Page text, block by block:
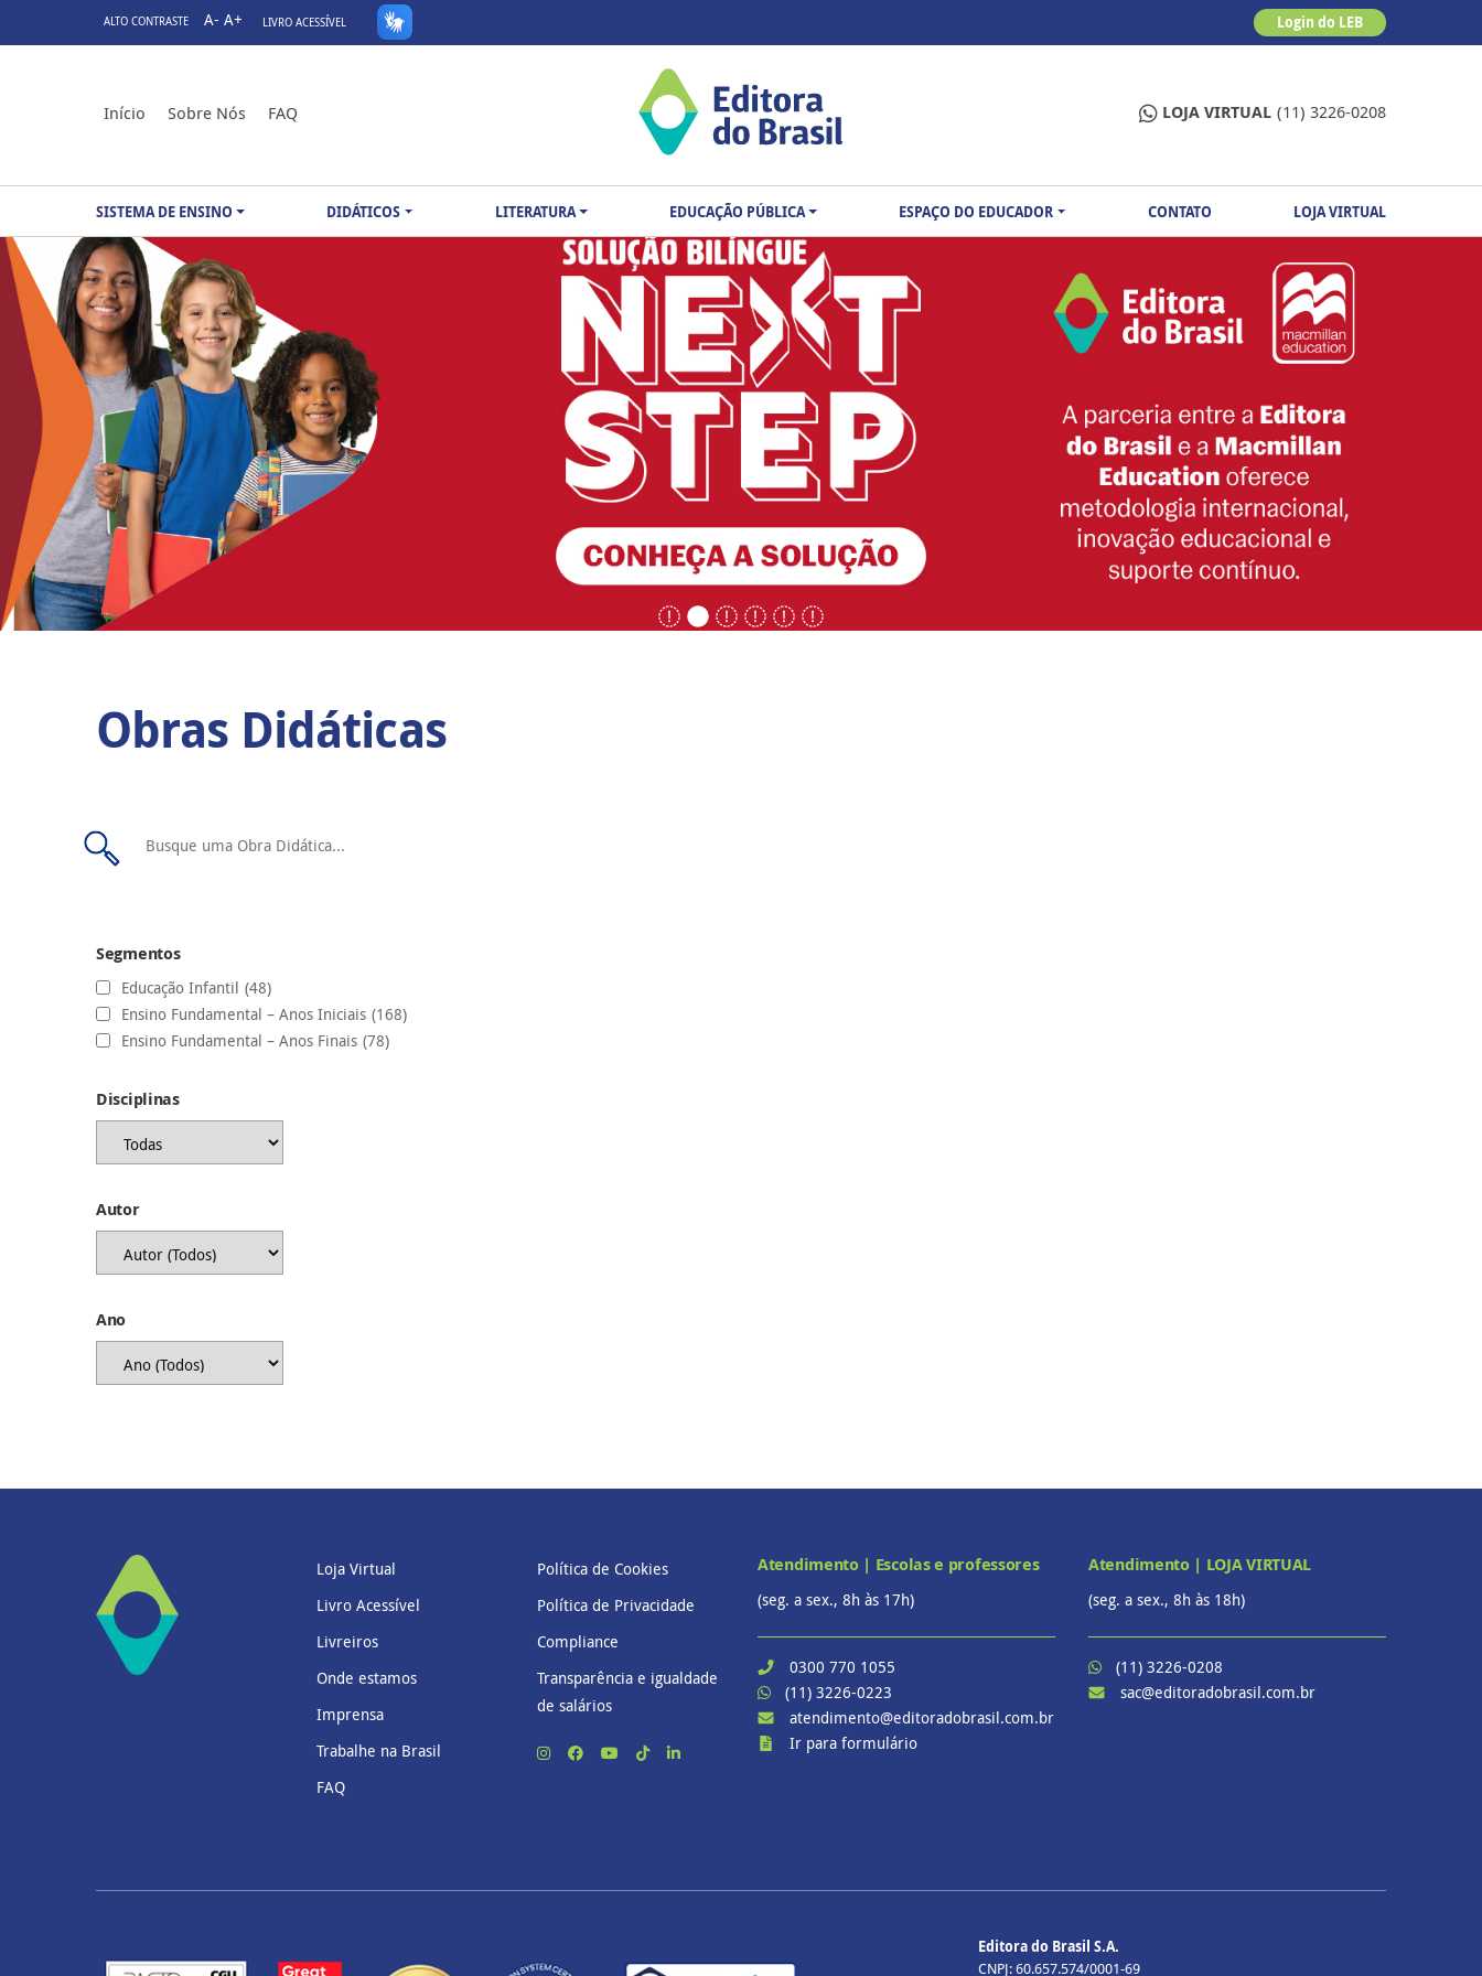
ALTO CONTRASTE A- A+ LIVRO ACESSÍVEL Login do LEB
Início Sobre Nós FAQ LOJA VIRTUAL (11) 3226-0208
SISTEMA DE ENSINO DIDÁTICOS LITERATURA EDUCAÇÃO PÚBLICA ESPAÇO DO EDUCADOR CONTATO LOJA VIRTUAL
Obras Didáticas
Segmentos
Educação Infantil (48)
Ensino Fundamental – Anos Iniciais (168)
Ensino Fundamental – Anos Finais (78)
Disciplinas
Autor
Ano
Loja Virtual
Livro Acessível
Livreiros
Onde estamos
Imprensa
Trabalhe na Brasil
FAQ
Política de Cookies
Política de Privacidade
Compliance
Transparência e igualdade
de salários
Atendimento | Escolas e professores
(seg. a sex., 8h às 17h)
0300 770 1055
(11) 3226-0223
atendimento@editoradobrasil.com.br
Ir para formulário
Atendimento | LOJA VIRTUAL
(seg. a sex., 8h às 18h)
(11) 3226-0208
sac@editoradobrasil.com.br
Editora do Brasil S.A.
CNPJ: 60.657.574/0001-69